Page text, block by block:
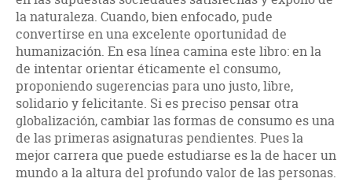
la naturaleza. Cuando, bien enfocado, pude
convertirse en una excelente oportunidad de
humanización. En esa línea camina este libro: en la
de intentar orientar éticamente el consumo,
proponiendo sugerencias para uno justo, libre,
solidario y felicitante. Si es preciso pensar otra
globalización, cambiar las formas de consumo es una
de las primeras asignaturas pendientes. Pues la
mejor carrera que puede estudiarse es la de hacer un
mundo a la altura del profundo valor de las personas.